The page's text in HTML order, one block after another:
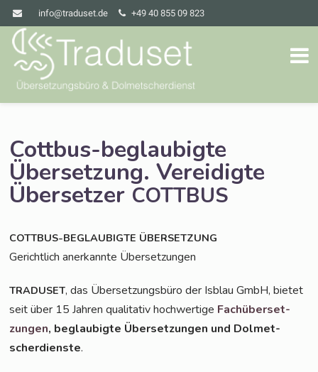
info@traduset.de +49 40 855 09 823
Cottbus-beglaubigte
Übersetzung. Vereidigte
Übersetzer COTTBUS
COTTBUS-BEGLAUBIGTE ÜBERSETZUNG
Gericht­lich aner­kann­te Übersetzungen
TRADUSET, das Über­set­zungs­bü­ro der Isblau GmbH, bie­tet
seit über 15 Jah­ren qua­li­ta­tiv hoch­wer­ti­ge Fach­über­set­
zun­gen, beglau­big­te Über­set­zun­gen und Dol­met­
scher­diens­te.